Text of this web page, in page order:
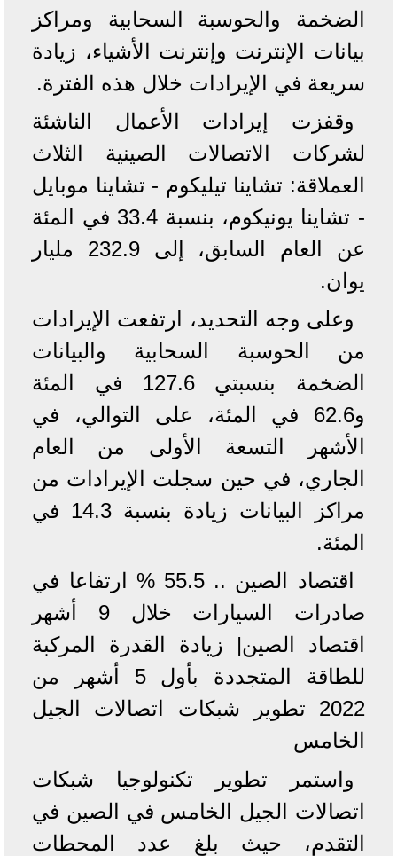
الضخمة والحوسبة السحابية ومراكز
بيانات الإنترنت وإنترنت الأشياء، زيادة
سريعة في الإيرادات خلال هذه الفترة.
وقفزت إيرادات الأعمال الناشئة
لشركات الاتصالات الصينية الثلاث
العملاقة: تشاينا تيليكوم - تشاينا موبايل
- تشاينا يونيكوم، بنسبة 33.4 في المئة
عن العام السابق، إلى 232.9 مليار
يوان.
وعلى وجه التحديد، ارتفعت الإيرادات
من الحوسبة السحابية والبيانات
الضخمة بنسبتي 127.6 في المئة
و62.6 في المئة، على التوالي، في
الأشهر التسعة الأولى من العام
الجاري، في حين سجلت الإيرادات من
مراكز البيانات زيادة بنسبة 14.3 في
المئة.
اقتصاد الصين .. 55.5 % ارتفاعا في
صادرات السيارات خلال 9 أشهر
اقتصاد الصين| زيادة القدرة المركبة
للطاقة المتجددة بأول 5 أشهر من
2022 تطوير شبكات اتصالات الجيل
الخامس
واستمر تطوير تكنولوجيا شبكات
اتصالات الجيل الخامس في الصين في
التقدم، حيث بلغ عدد المحطات